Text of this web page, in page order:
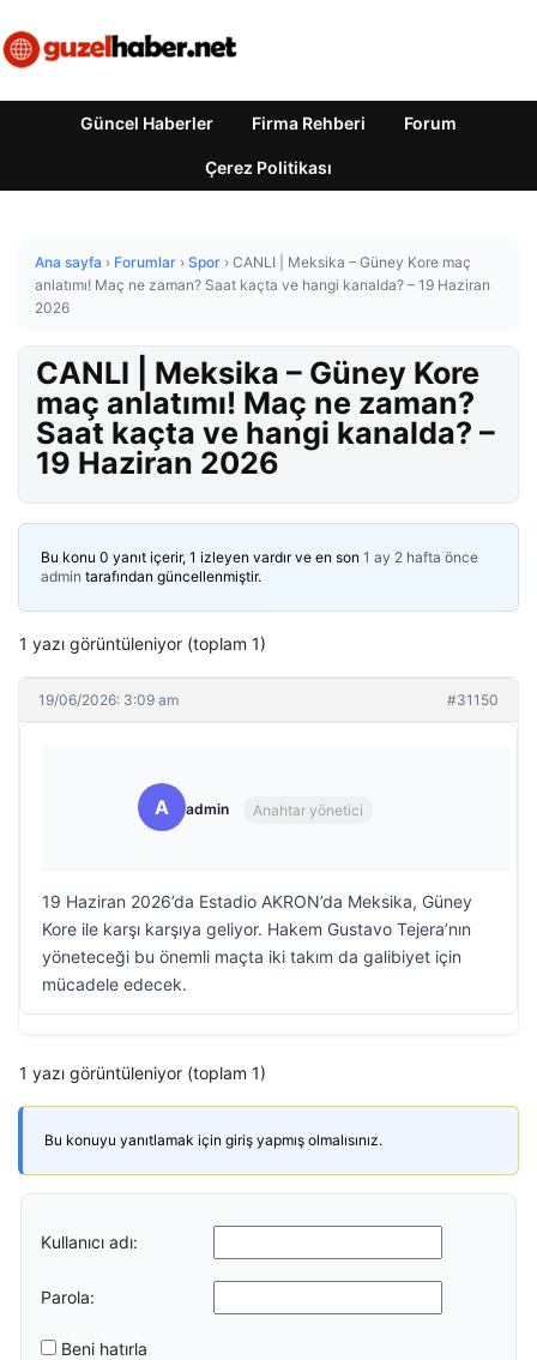
Güncel Haberler Firma Rehberi Forum
Çerez Politikası
Ana sayfa › Forumlar › Spor › CANLI | Meksika – Güney Kore maç
anlatımı! Maç ne zaman? Saat kaçta ve hangi kanalda? – 19 Haziran
2026
CANLI | Meksika – Güney Kore
maç anlatımı! Maç ne zaman?
Saat kaçta ve hangi kanalda? –
19 Haziran 2026
Bu konu 0 yanıt içerir, 1 izleyen vardır ve en son 1 ay 2 hafta önce
admin tarafından güncellenmiştir.
1 yazı görüntüleniyor (toplam 1)
19/06/2026: 3:09 am #31150
A admin Anahtar yönetici
19 Haziran 2026’da Estadio AKRON’da Meksika, Güney
Kore ile karşı karşıya geliyor. Hakem Gustavo Tejera’nın
yöneteceği bu önemli maçta iki takım da galibiyet için
mücadele edecek.
1 yazı görüntüleniyor (toplam 1)
Bu konuyu yanıtlamak için giriş yapmış olmalısınız.
Kullanıcı adı:
Parola:
Beni hatırla